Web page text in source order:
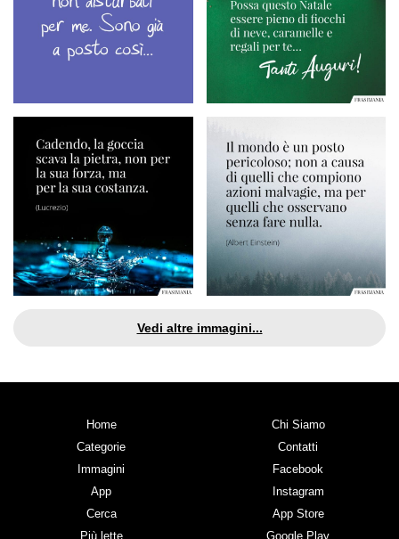
Vedi altre immagini...
Home
Categorie
Immagini
App
Cerca
Più lette
Chi Siamo
Contatti
Facebook
Instagram
App Store
Google Play